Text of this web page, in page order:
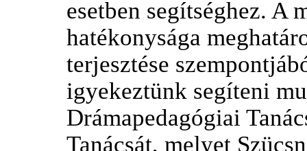
esetben segítséghez. A
hatékonysága
terjesztése
igyekeztünk segíteni
Drámapedagógiai
Tanácsát, melyet